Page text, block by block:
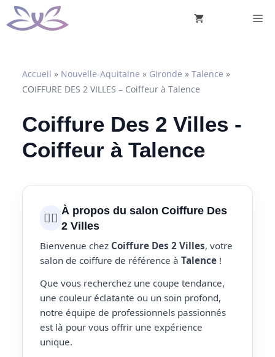
Aller
au
Accueil » Nouvelle-Aquitaine » Gironde » Talence »
COIFFURE DES 2 VILLES – Coiffeur à Talence
Coiffure Des 2 Villes -
Coiffeur à Talence
💇‍♀️ À propos du salon Coiffure Des
2 Villes
Bienvenue chez Coiffure Des 2 Villes, votre
salon de coiffure de référence à Talence !
Que vous recherchez une coupe tendance,
une couleur éclatante ou un soin profond,
notre équipe de professionnels passionnés
est là pour vous offrir une expérience
unique.